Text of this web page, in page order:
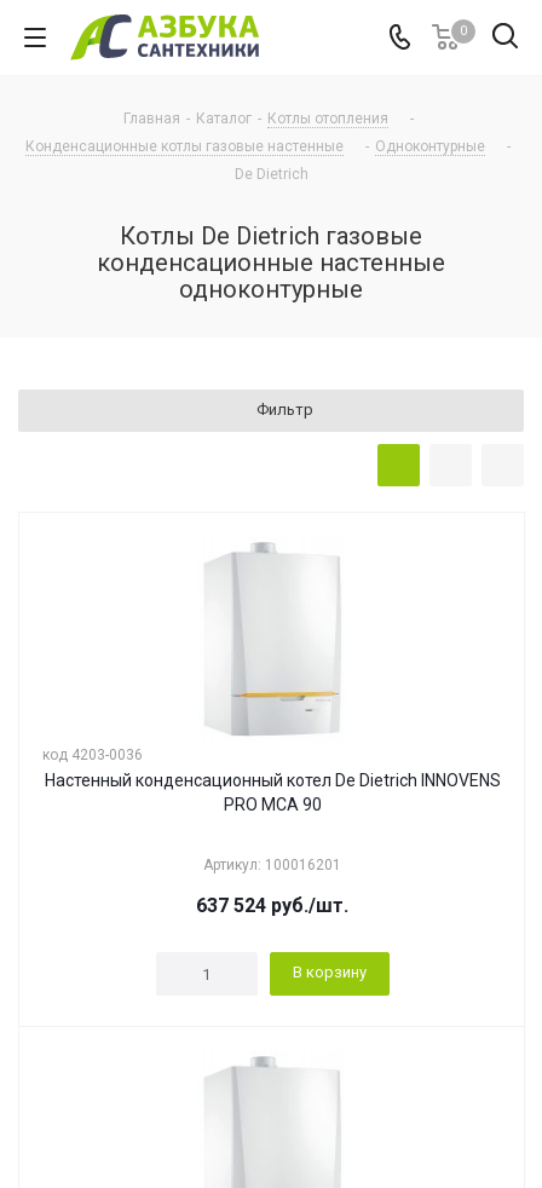
0
Главная - Каталог - Котлы отопления
-
Конденсационные котлы газовые настенные
- Одноконтурные
-
De Dietrich
Котлы De Dietrich газовые
конденсационные настенные
одноконтурные
Фильтр
код 4203-0036
Настенный конденсационный котел De Dietrich INNOVENS
PRO MCA 90
Артикул: 100016201
637 524 руб./шт.
В корзину